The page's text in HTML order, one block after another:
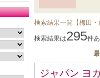
検索結果一覧【梅田・
検索結果は295件
ジャパン ヨ